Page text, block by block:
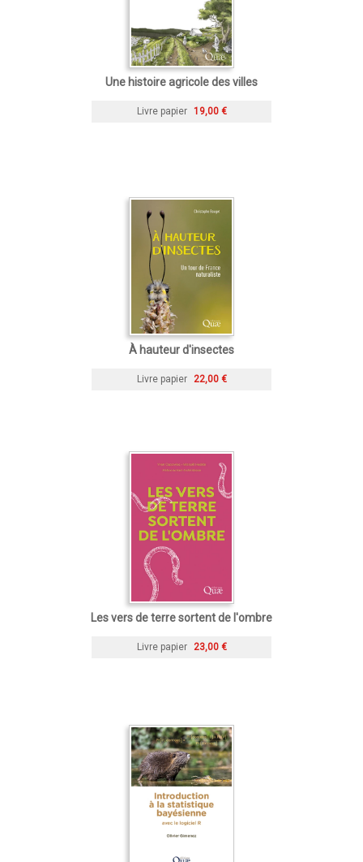
Une histoire agricole des villes
Livre papier 19,00 €
À hauteur d'insectes
Livre papier 22,00 €
Les vers de terre sortent de l'ombre
Livre papier 23,00 €